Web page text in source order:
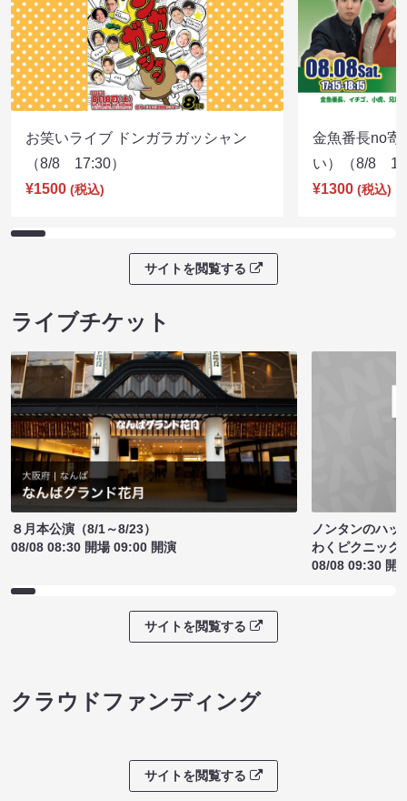
お笑いライブ ドンガラガッシャン
（8/8 17:30）
¥1500 (税込)
金魚番長no寄
い）（8/8
¥1300 (税込)
サイトを閲覧する
ライブチケット
８月本公演（8/1～8/23）
08/08 08:30 開場 09:00 開演
ノンタンのハッ
わくピクニック
08/08 09:30 開
サイトを閲覧する
クラウドファンディング
サイトを閲覧する